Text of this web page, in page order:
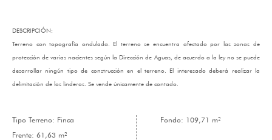
DESCRIPCIÓN:
Terreno con topografía ondulada. El terreno se encuentra afectado por las zonas de
protección de varias nacientes según la Dirección de Aguas, de acuerdo a la ley no se puede
desarrollar ningún tipo de construcción en el terreno. El interesado deberá realizar la
delimitación de los linderos. Se vende únicamente de contado.
Tipo Terreno: Finca
Frente: 61,63 m²
Fondo: 109,71 m²